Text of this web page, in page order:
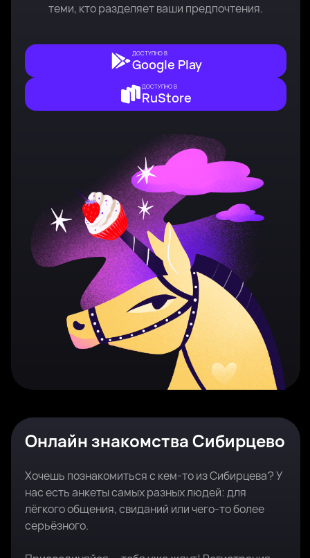
теми, кто разделяет ваши предпочтения.
ДОСТУПНО В
Google Play
ДОСТУПНО В
RuStore
Онлайн знакомства Сибирцево
Хочешь познакомиться с кем-то из Сибирцева? У
нас есть анкеты самых разных людей: для
лёгкого общения, свиданий или чего-то более
серьёзного.